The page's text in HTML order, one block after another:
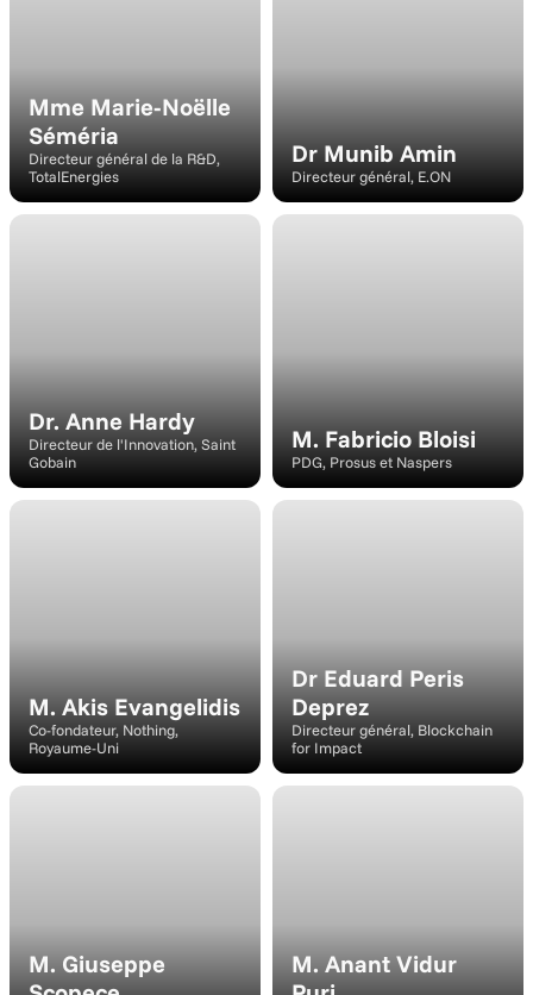
Mme Marie-Noëlle
Séméria
Directeur général de la R&D,
TotalEnergies
Dr Munib Amin
Directeur général, E.ON
Dr. Anne Hardy
Directeur de l'Innovation, Saint
Gobain
M. Fabricio Bloisi
PDG, Prosus et Naspers
M. Akis Evangelidis
Co-fondateur, Nothing,
Royaume-Uni
Dr Eduard Peris
Deprez
Directeur général, Blockchain
for Impact
M. Giuseppe
M. Anant Vidur